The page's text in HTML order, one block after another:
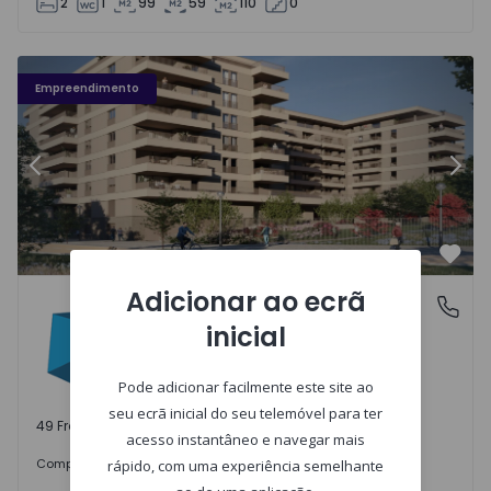
Empreendimento
Fachada PLENO JARDIM - 3
Anterior
Águas Santas, PortoPLENO JARDIM
Águas Santas, Porto
49 Frações disponíveis
Comprar desde 242.000 €
Adicionar ao ecrã
inicial
Pode adicionar facilmente este site ao
seu ecrã inicial do seu telemóvel para ter
acesso instantâneo e navegar mais
rápido, com uma experiência semelhante